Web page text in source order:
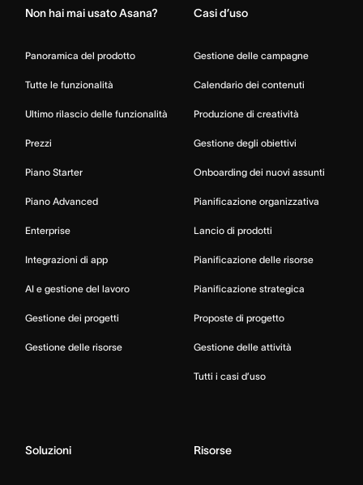
Non hai mai usato Asana?
Panoramica del prodotto
Tutte le funzionalità
Ultimo rilascio delle funzionalità
Prezzi
Piano Starter
Piano Advanced
Enterprise
Integrazioni di app
AI e gestione del lavoro
Gestione dei progetti
Gestione delle risorse
Casi d’uso
Gestione delle campagne
Calendario dei contenuti
Produzione di creatività
Gestione degli obiettivi
Onboarding dei nuovi assunti
Pianificazione organizzativa
Lancio di prodotti
Pianificazione delle risorse
Pianificazione strategica
Proposte di progetto
Gestione delle attività
Tutti i casi d’uso
Soluzioni Risorse